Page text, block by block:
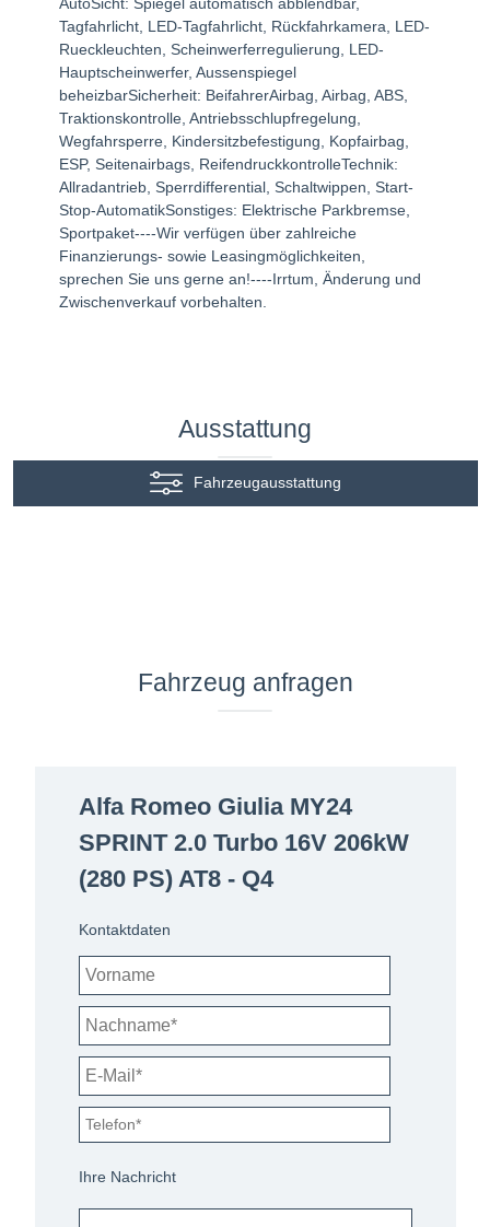
Tagfahrlicht, LED-Tagfahrlicht, Rückfahrkamera, LED-
Rueckleuchten, Scheinwerferregulierung, LED-
Hauptscheinwerfer, Aussenspiegel
beheizbarSicherheit: BeifahrerAirbag, Airbag, ABS,
Traktionskontrolle, Antriebsschlupfregelung,
Wegfahrsperre, Kindersitzbefestigung, Kopfairbag,
ESP, Seitenairbags, ReifendruckkontrolleTechnik:
Allradantrieb, Sperrdifferential, Schaltwippen, Start-
Stop-AutomatikSonstiges: Elektrische Parkbremse,
Sportpaket----Wir verfügen über zahlreiche
Finanzierungs- sowie Leasingmöglichkeiten,
sprechen Sie uns gerne an!----Irrtum, Änderung und
Zwischenverkauf vorbehalten.
Ausstattung
Fahrzeugausstattung
Fahrzeug anfragen
Alfa Romeo Giulia MY24
SPRINT 2.0 Turbo 16V 206kW
(280 PS) AT8 - Q4
Kontaktdaten
Ihre Nachricht